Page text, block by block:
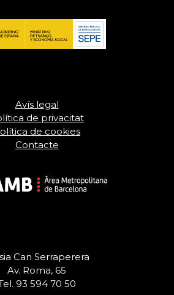
Avís legal
de privacitat
de cookies
Contacte
Can Serraperera
Av. Roma, 65
93 594 70 50